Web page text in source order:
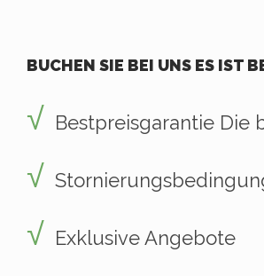
BUCHEN SIE BEI UNS ES IST
Bestpreisgarantie Die
Exklusive Angebote